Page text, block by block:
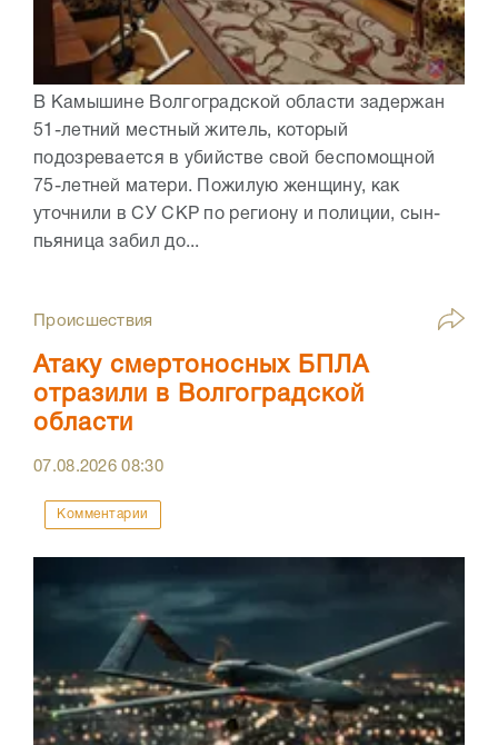
В Камышине Волгоградской области задержан
51-летний местный житель, который
подозревается в убийстве свой беспомощной
75-летней матери. Пожилую женщину, как
уточнили в СУ СКР по региону и полиции, сын-
пьяница забил до...
Происшествия
Атаку смертоносных БПЛА
отразили в Волгоградской
области
07.08.202608:30
Комментарии